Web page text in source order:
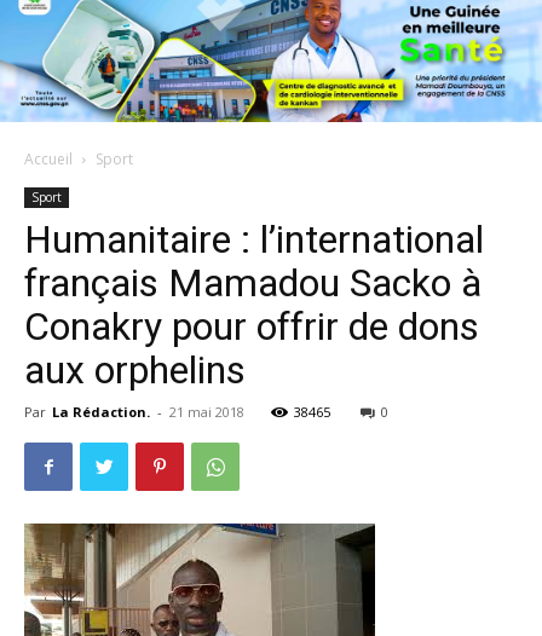
Accueil Sport
Sport
Humanitaire : l’international
français Mamadou Sacko à
Conakry pour offrir de dons
aux orphelins
Par La Rédaction. - 21 mai 2018 38465 0